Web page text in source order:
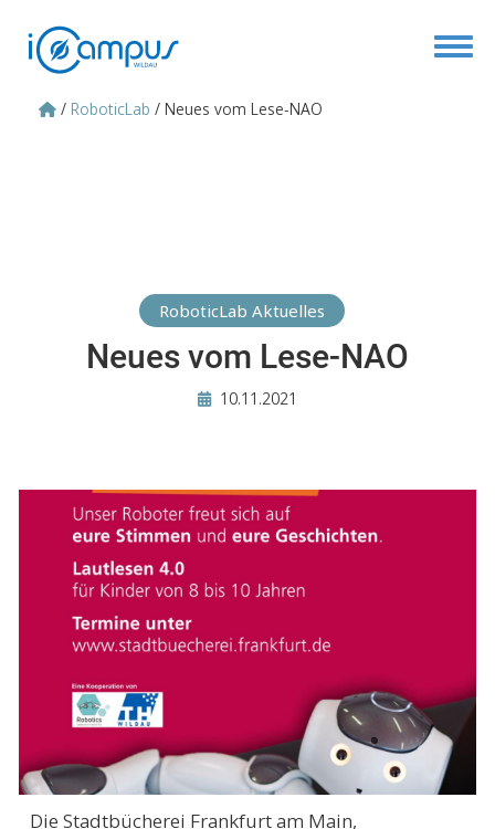
Pfadnavigation
RoboticLab Neues vom Lese-NAO
RoboticLab Aktuelles
Neues vom Lese-NAO
10.11.2021
Die Stadtbücherei Frankfurt am Main,